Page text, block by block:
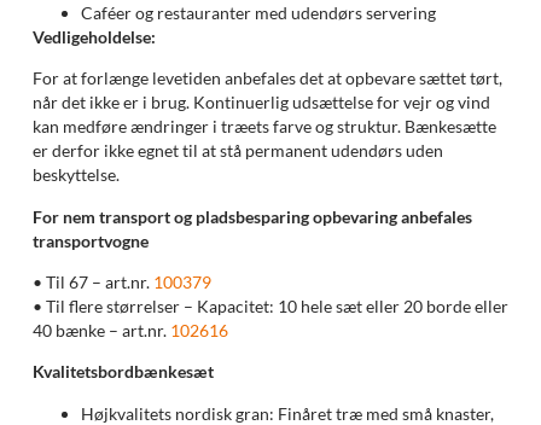
Caféer og restauranter med udendørs servering
Vedligeholdelse:
For at forlænge levetiden anbefales det at opbevare sættet tørt,
når det ikke er i brug. Kontinuerlig udsættelse for vejr og vind
kan medføre ændringer i træets farve og struktur. Bænkesætte
er derfor ikke egnet til at stå permanent udendørs uden
beskyttelse.
For nem transport og pladsbesparing opbevaring anbefales
transportvogne
• Til 67 – art.nr. 100379
• Til flere størrelser – Kapacitet: 10 hele sæt eller 20 borde eller
40 bænke – art.nr. 102616
Kvalitetsbordbænkesæt
Højkvalitets nordisk gran: Finåret træ med små knaster,